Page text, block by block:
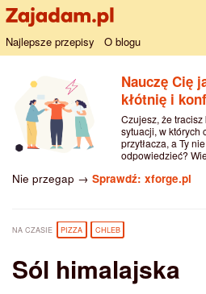
Najlepsze przepisy O blogu
Nauczę Cię
kłótnię i
Czujesz, że
sytuacji, w których
przytłacza, a Ty
odpowiedzieć?
Nie przegap → Sprawdź: xforge.pl
NA CZASIE PIZZA CHLEB
Sól himalajska